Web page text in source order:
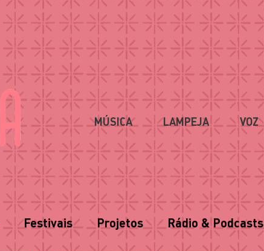
MÚSICA LAMPEJA VOZ
Festivais Projetos Rádio & Podcasts